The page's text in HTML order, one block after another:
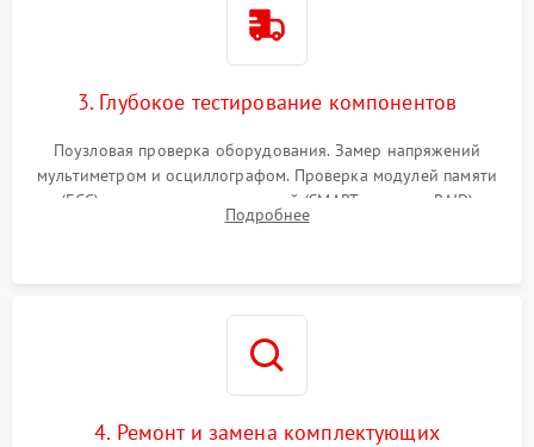
3. Глубокое тестирование компонентов
Поузловая проверка оборудования. Замер напряжений
мультиметром и осциллографом. Проверка модулей памяти
(ECC) и состояния накопителей (SMART, массивы RAID)
специализированными диагностическими утилитами.
Подробнее
4. Ремонт и замена комплектующих